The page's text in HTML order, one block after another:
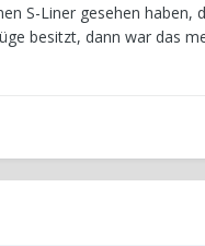
S-Liner gesehen
besitzt, dann war das